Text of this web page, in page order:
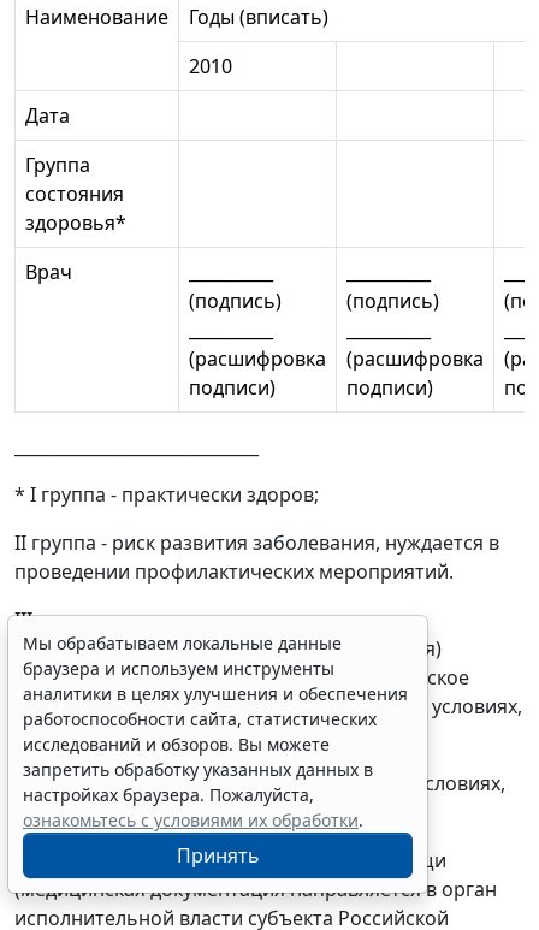
Наименование
Годы (вписать)
2010
Дата
Группа
состояния
здоровья*
Врач
(подпись)
(расшифровка
подписи)
(подпись)
(расшифровка
подписи)
* I группа - практически здоров;
II группа - риск развития заболевания, нуждается в
проведении профилактических мероприятий.
III группа - нуждается в дополнительном
обследовании для уточнения (установления)
диагноза (впервые установленное хроническое
заболевание) или лечении в амбулаторных условиях,
IV группа - нуждается в дополнительном
обследовании и лечении в стационарных условиях,
V группа - имеет показания для оказания
высокотехнологичной медицинской помощи
(медицинская документация направляется в орган
исполнительной власти субъекта Российской
Мы обрабатываем локальные данные
браузера и используем инструменты
аналитики в целях улучшения и обеспечения
работоспособности сайта, статистических
исследований и обзоров. Вы можете
запретить обработку указанных данных в
настройках браузера. Пожалуйста,
ознакомьтесь с условиями их обработки.
Принять